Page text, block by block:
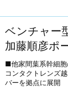
ベンチャー
加藤順彦ポ
■他家間葉系幹細
コンタクトレンズ
バーを拠点に展開